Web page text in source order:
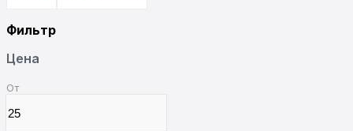
Фильтр
Цена
От